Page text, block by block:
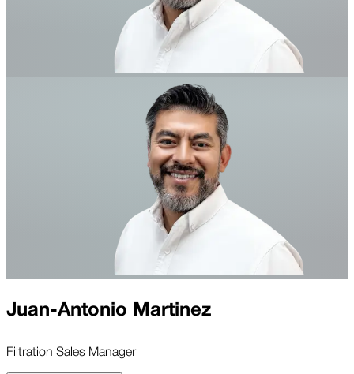
Juan-Antonio Martinez
Filtration Sales Manager